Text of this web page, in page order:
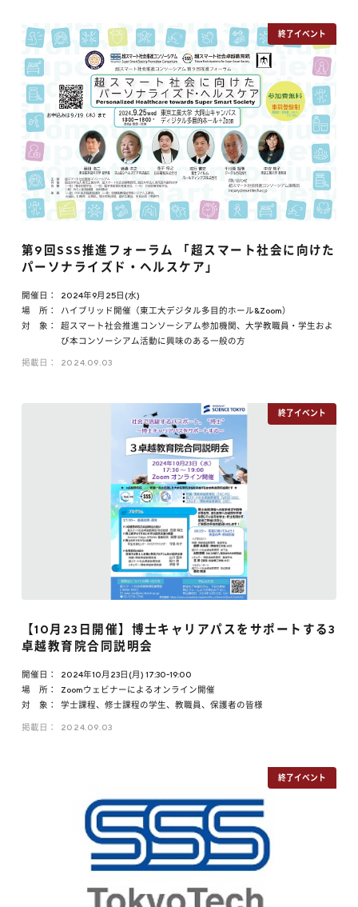
第9回SSS推進フォーラム 「超スマート社会に向けた
パーソナライズド・ヘルスケア」
開催日：
2024年9月25日(水)
場 所：
ハイブリッド開催（東工大デジタル多目的ホール&Zoom）
対 象：
超スマート社会推進コンソーシアム参加機関、大学教職員・学生およ
び本コンソーシアム活動に興味のある一般の方
掲載日： 2024.09.03
【10月23日開催】博士キャリアパスをサポートする3
卓越教育院合同説明会
開催日：
2024年10月23日(月) 17:30-19:00
場 所：
Zoomウェビナーによるオンライン開催
対 象：
学士課程、修士課程の学生、教職員、保護者の皆様
掲載日： 2024.09.03